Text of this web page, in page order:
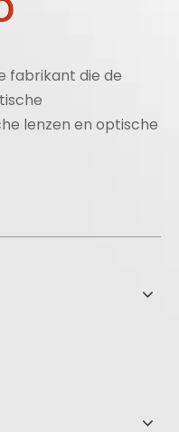
fabrikant die de
lenzen en optische